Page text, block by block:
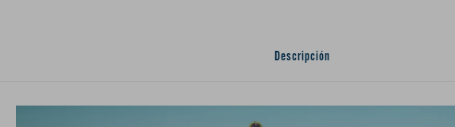
Descripción